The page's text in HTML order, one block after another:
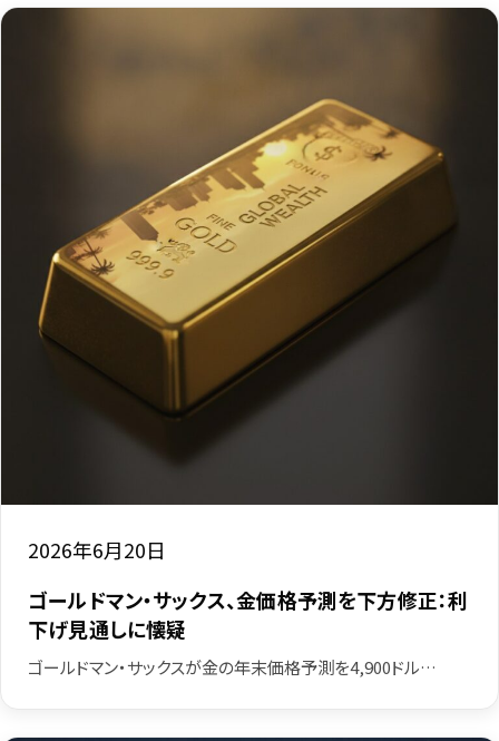
2026年6月20日
ゴールドマン・サックス、金価格予測を下方修正：利
下げ見通しに懐疑
ゴールドマン・サックスが金の年末価格予測を4,900ドル…